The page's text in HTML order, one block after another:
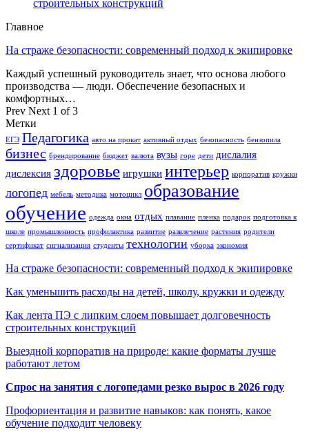
строительных конструкций
Главное
На страже безопасности: современный подход к экипировке
Каждый успешный руководитель знает, что основа любого
производства — люди. Обеспечение безопасных и
комфортных…
Prev Next 1 of 3
Метки
ЕГЭ Педагогика авто на прокат активный отдых безопасность бензопила
бизнес брендирование бюджет валюта вузы горе дети дислалия
дислексия здоровье игрушки интерьер корпоратив кружки
логопед мебель методика мотоцикл образование
обучение одежда окна отдых плавание пленка подарок подготовка к
школе промышленность профилактика развитие развлечение растения родители
сертификат сигнализация студенты технологии уборка экономия
На страже безопасности: современный подход к экипировке
Как уменьшить расходы на детей, школу, кружки и одежду
Как лента ПЭ с липким слоем повышает долговечность
строительных конструкций
Выездной корпоратив на природе: какие форматы лучше
работают летом
Спрос на занятия с логопедами резко вырос в 2026 году
Профориентация и развитие навыков: как понять, какое
обучение подходит человеку